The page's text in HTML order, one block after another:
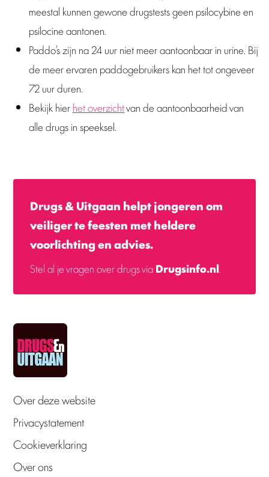
meestal kunnen gewone drugstests geen psilocybine en
psilocine aantonen.
Paddo’s zijn na 24 uur niet meer aantoonbaar in urine. Bij
de meer ervaren paddogebruikers kan het tot ongeveer
72 uur duren.
Bekijk hierhet overzichtvan de aantoonbaarheid van
alle drugs in speeksel.
Drugs & Uitgaan helpt jongeren om
veiliger te feesten met heldere
voorlichting en advies.
Stel al je vragen over drugs viaDrugsinfo.nl
Over deze website
Privacystatement
Cookieverklaring
Over ons